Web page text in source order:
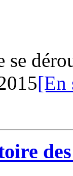
se
[En